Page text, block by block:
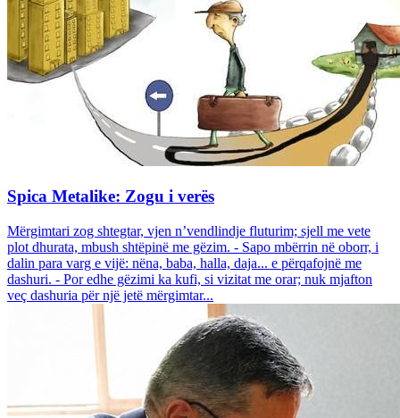
Spica Metalike: Zogu i verës
Mërgimtari zog shtegtar, vjen n’vendlindje fluturim; sjell me vete
plot dhurata, mbush shtëpinë me gëzim. - Sapo mbërrin në oborr, i
dalin para varg e vijë: nëna, baba, halla, daja... e përqafojnë me
dashuri. - Por edhe gëzimi ka kufi, si vizitat me orar; nuk mjafton
veç dashuria për një jetë mërgimtar...